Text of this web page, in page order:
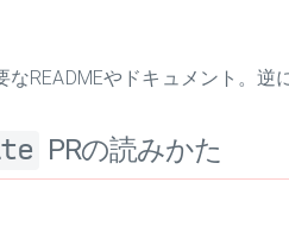
READMEやドキュメント。
PRの読みかた